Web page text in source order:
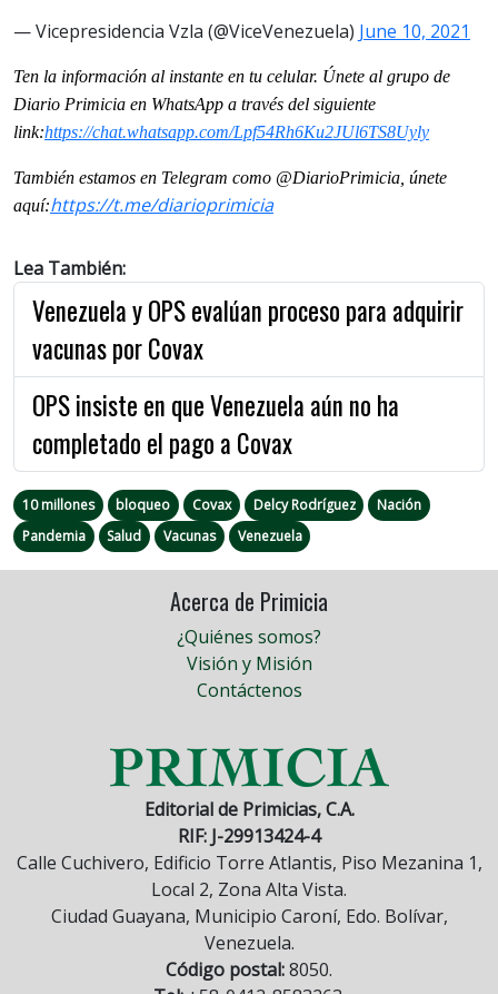
— Vicepresidencia Vzla (@ViceVenezuela) June 10, 2021
Ten la información al instante en tu celular. Únete al grupo de
Diario Primicia en WhatsApp a través del siguiente
link:https://chat.whatsapp.com/Lpf54Rh6Ku2JUl6TS8Uyly
También estamos en Telegram como @DiarioPrimicia, únete
aquí:https://t.me/diarioprimicia
Lea También:
Venezuela y OPS evalúan proceso para adquirir
vacunas por Covax
OPS insiste en que Venezuela aún no ha
completado el pago a Covax
10 millones bloqueo Covax Delcy Rodríguez
Nación
Pandemia
Salud Vacunas Venezuela
Acerca de Primicia
¿Quiénes somos?
Visión y Misión
Contáctenos
Editorial de Primicias, C.A.
RIF: J-29913424-4
Calle Cuchivero, Edificio Torre Atlantis, Piso Mezanina 1,
Local 2, Zona Alta Vista.
Ciudad Guayana, Municipio Caroní, Edo. Bolívar,
Venezuela.
Código postal:8050.